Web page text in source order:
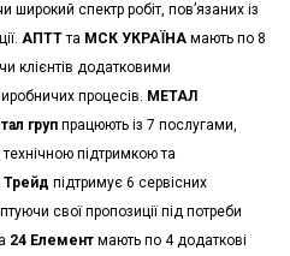
спектр робіт, пов’язаних із
АПТТта МСК УКРАЇНАмають по 8
клієнтів додатковими
процесів. МЕТАЛ
груп працюють із 7 послугами,
підтримкою та
Трейд підтримує 6 сервісних
свої пропозиції під потреби
24 Елементмають по 4 додаткові